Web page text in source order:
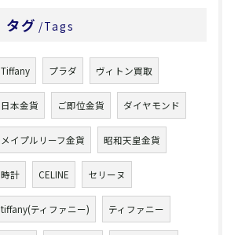
タグ Tags
Tiffany プラダ ヴィトン買取
日本金貨 ご即位金貨 ダイヤモンド
メイプルリーフ金貨 昭和天皇金貨
時計 CELINE セリーヌ
tiffany(ティファニー) ティファニー